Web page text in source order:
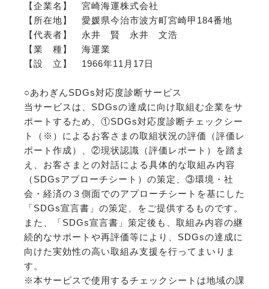
【企業名】 宮崎海運株式会社
【所在地】 愛媛県今治市波方町宮崎甲184番地
【代表者】 永井 賢 永井 文浩
【業 種】 海運業
【設 立】 1966年11月17日
○あわぎんSDGs対応度診断サービス
当サービスは、SDGsの達成に向け取組む企業をサ
ポートするため、①SDGs対応度診断チェックシー
ト（※）によるお客さまの取組状況の評価（評価レ
ポート作成）、②現状認識（評価レポート）を踏ま
え、お客さまとの対話による具体的な取組み内容
（SDGsアプローチシート）の策定、③環境・社
会・経済の３側面でのアプローチシートを基にした
「SDGs宣言書」の策定、をご提供するものです。
また、「SDGs宣言書」策定後も、取組み内容の継
続的なサポートや再評価等により、SDGsの達成に
向けた実効性の高い取組み支援を行ってまいりま
す。
※本サービスで使用するチェックシートは地域の課